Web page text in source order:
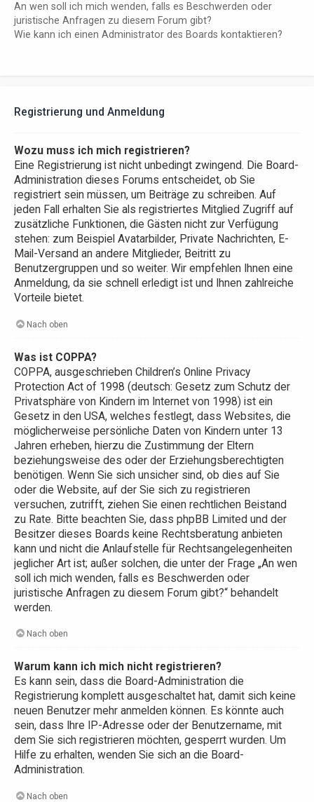
An wen soll ich mich wenden, falls es Beschwerden oder
juristische Anfragen zu diesem Forum gibt?
Wie kann ich einen Administrator des Boards kontaktieren?
Registrierung und Anmeldung
Wozu muss ich mich registrieren?
Eine Registrierung ist nicht unbedingt zwingend. Die Board-
Administration dieses Forums entscheidet, ob Sie
registriert sein müssen, um Beiträge zu schreiben. Auf
jeden Fall erhalten Sie als registriertes Mitglied Zugriff auf
zusätzliche Funktionen, die Gästen nicht zur Verfügung
stehen: zum Beispiel Avatarbilder, Private Nachrichten, E-
Mail-Versand an andere Mitglieder, Beitritt zu
Benutzergruppen und so weiter. Wir empfehlen Ihnen eine
Anmeldung, da sie schnell erledigt ist und Ihnen zahlreiche
Vorteile bietet.
Nach oben
Was ist COPPA?
COPPA, ausgeschrieben Children’s Online Privacy
Protection Act of 1998 (deutsch: Gesetz zum Schutz der
Privatsphäre von Kindern im Internet von 1998) ist ein
Gesetz in den USA, welches festlegt, dass Websites, die
möglicherweise persönliche Daten von Kindern unter 13
Jahren erheben, hierzu die Zustimmung der Eltern
beziehungsweise des oder der Erziehungsberechtigten
benötigen. Wenn Sie sich unsicher sind, ob dies auf Sie
oder die Website, auf der Sie sich zu registrieren
versuchen, zutrifft, ziehen Sie einen rechtlichen Beistand
zu Rate. Bitte beachten Sie, dass phpBB Limited und der
Besitzer dieses Boards keine Rechtsberatung anbieten
kann und nicht die Anlaufstelle für Rechtsangelegenheiten
jeglicher Art ist; außer solchen, die unter der Frage „An wen
soll ich mich wenden, falls es Beschwerden oder
juristische Anfragen zu diesem Forum gibt?“ behandelt
werden.
Nach oben
Warum kann ich mich nicht registrieren?
Es kann sein, dass die Board-Administration die
Registrierung komplett ausgeschaltet hat, damit sich keine
neuen Benutzer mehr anmelden können. Es könnte auch
sein, dass Ihre IP-Adresse oder der Benutzername, mit
dem Sie sich registrieren möchten, gesperrt wurden. Um
Hilfe zu erhalten, wenden Sie sich an die Board-
Administration.
Nach oben